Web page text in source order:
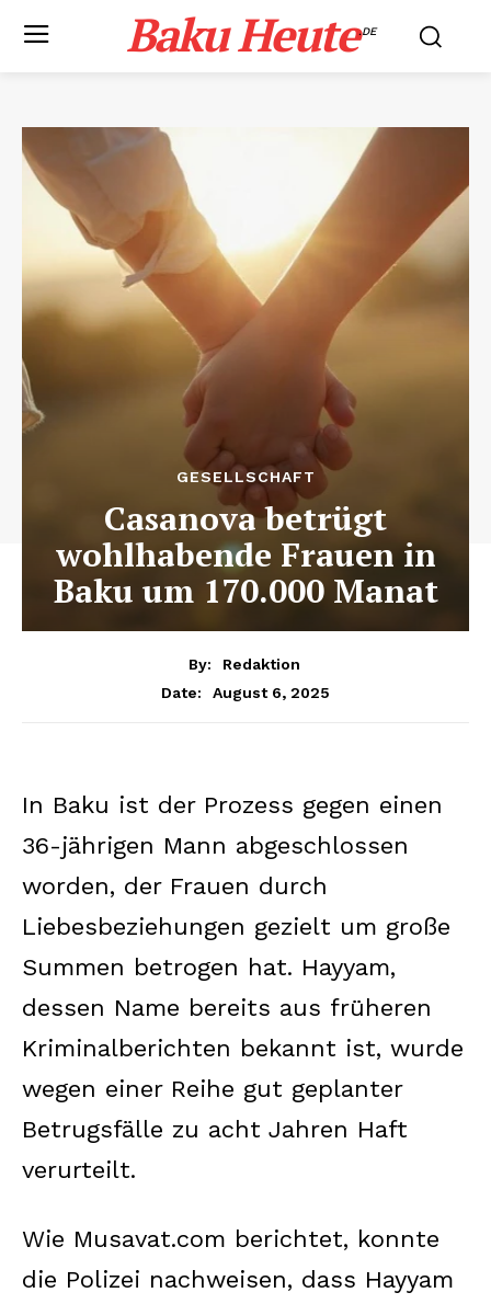
Baku Heute.DE
GESELLSCHAFT
Casanova betrügt
wohlhabende Frauen in
Baku um 170.000 Manat
By:
Redaktion
Date:
August 6, 2025
In Baku ist der Prozess gegen einen
36-jährigen Mann abgeschlossen
worden, der Frauen durch
Liebesbeziehungen gezielt um große
Summen betrogen hat. Hayyam,
dessen Name bereits aus früheren
Kriminalberichten bekannt ist, wurde
wegen einer Reihe gut geplanter
Betrugsfälle zu acht Jahren Haft
verurteilt.
Wie Musavat.com berichtet, konnte
die Polizei nachweisen, dass Hayyam